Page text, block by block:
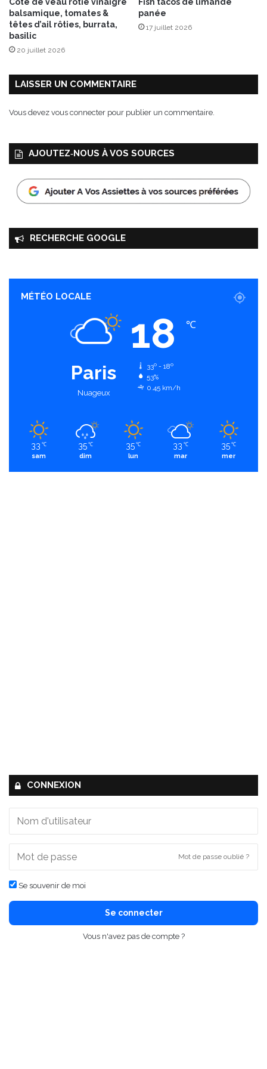
balsamique, tomates &
têtes d’ail rôties, burrata,
basilic
20 juillet 2026
panée
17 juillet 2026
LAISSER UN COMMENTAIRE
Vous devez vous connecter pour publier un commentaire.
AJOUTEZ‑NOUS À VOS SOURCES
RECHERCHE GOOGLE
MÉTÉO LOCALE
Paris
Nuageux
18 ℃
33º - 18º
53%
0.45 km/h
33 ℃
sam
35 ℃
dim
35 ℃
lun
33 ℃
mar
35 ℃
mer
CONNEXION
Mot de passe oublié ?
Se souvenir de moi
Se connecter
Vous n'avez pas de compte ?